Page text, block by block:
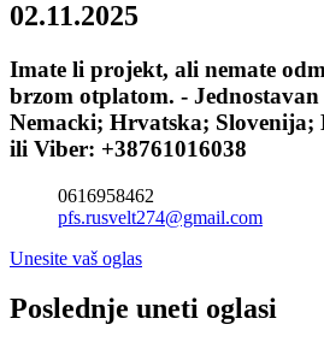
02.11.2025
Imate li projekt, ali nemate
brzom otplatom. -
Nemacki; Hrvatska; Slovenija;
ili Viber: +38761016038
0616958462
pfs.rusvelt274@gmail.com
Unesite vaš oglas
Poslednje uneti oglasi